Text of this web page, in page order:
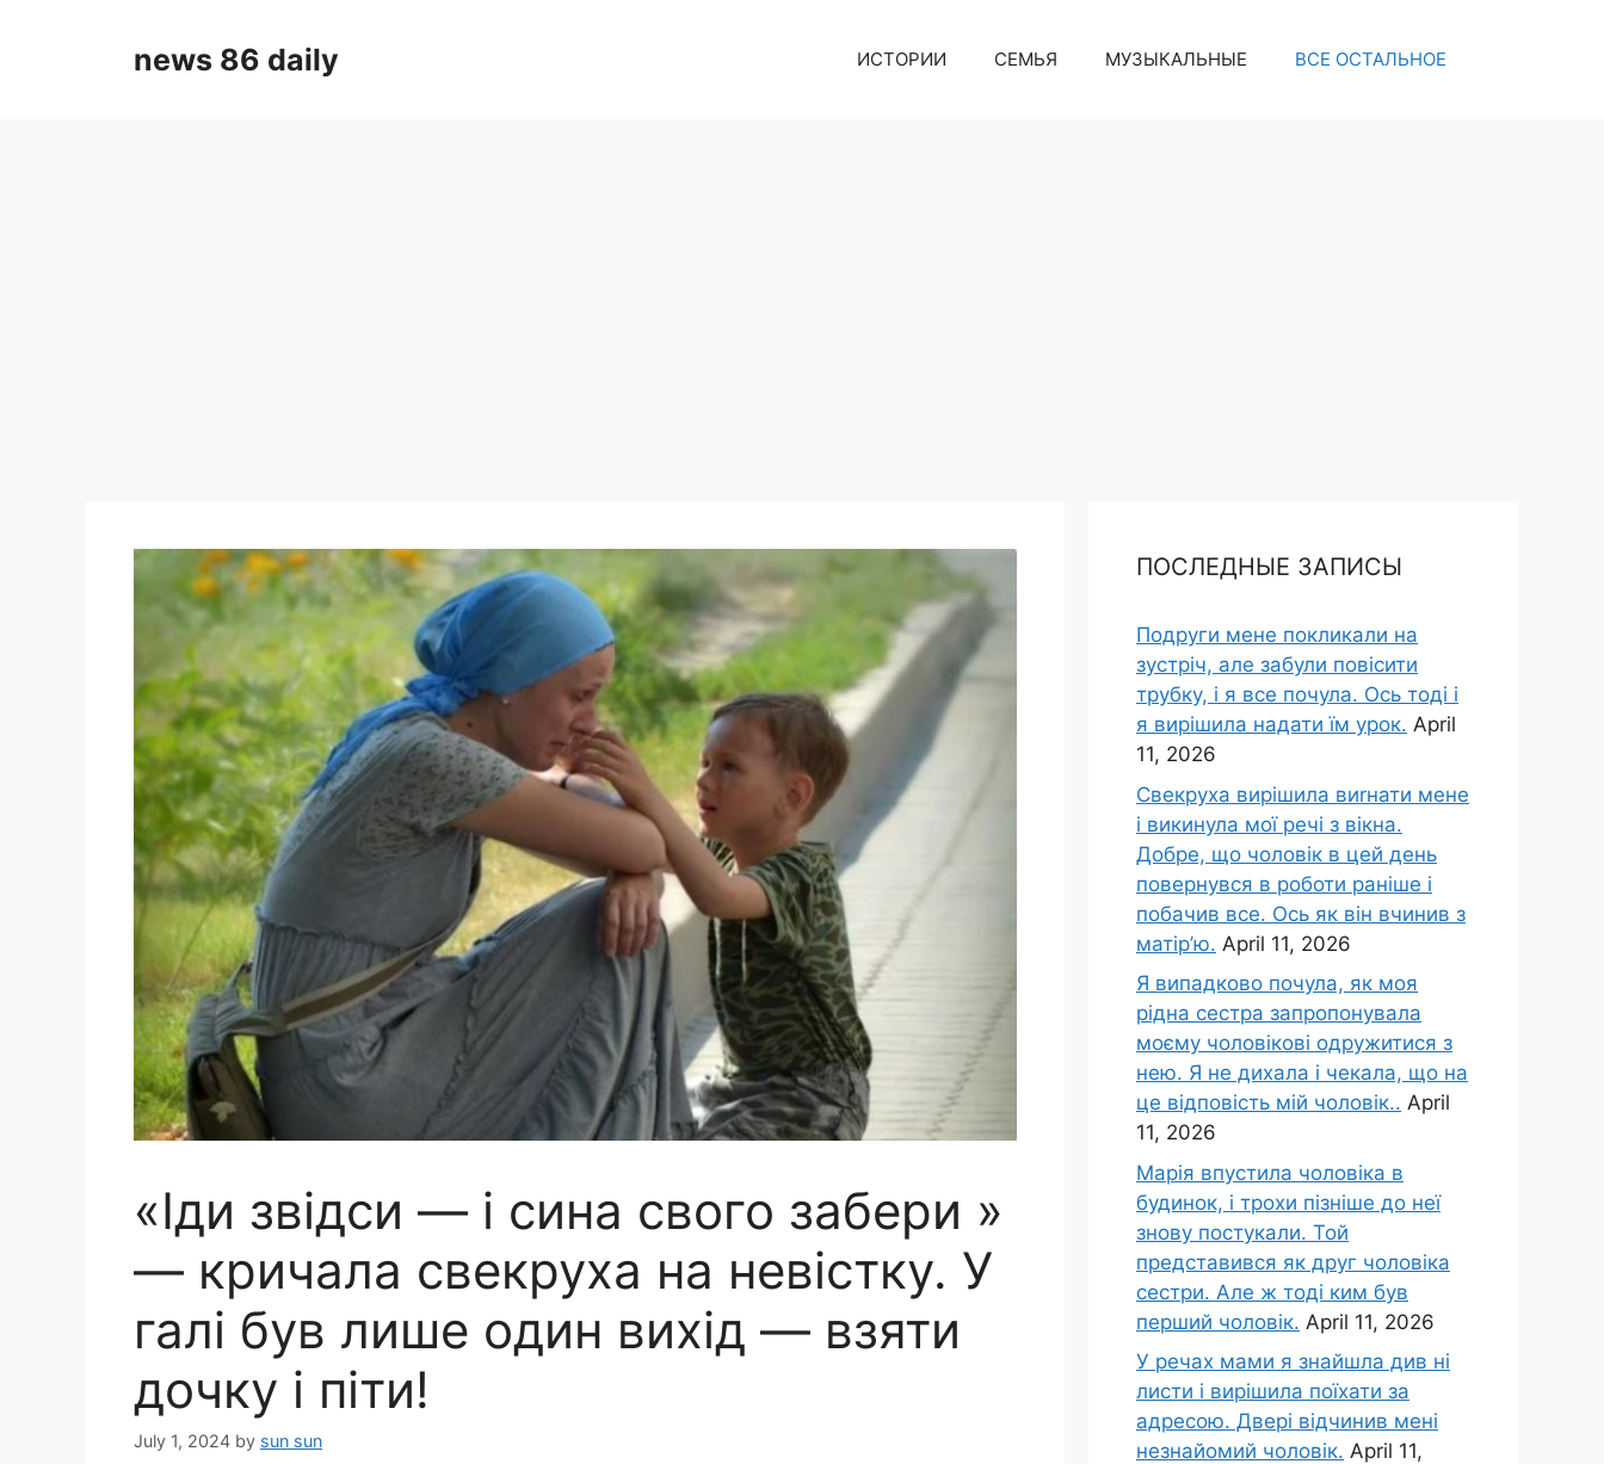
news 86 daily ИСТОРИИ СЕМЬЯ МУЗЫКАЛЬНЫЕ ВСЕ ОСТАЛЬНОЕ
«Іди звідси — і сина свого забери »
— кричала свекруха на невістку. У
галі був лише один вихід — взяти
дочку і піти!
July 1, 2024 by sun sun
ПОСЛЕДНЫЕ ЗАПИСЫ
Подруги мене покликали на
зустріч, але забули повісити
трубку, і я все почула. Ось тоді і
я вирішила надати їм урок. April
11, 2026
Свекруха вирішила виrнати мене
і викинула мої речі з вікна.
Добре, що чоловік в цей день
повернувся в роботи раніше і
побачив все. Ось як він вчинив з
матір’ю. April 11, 2026
Я випадково почула, як моя
рідна сестра запропонувала
моєму чоловікові одружитися з
нею. Я не дихала і чекала, що на
це відповість мій чоловік.. April
11, 2026
Марія впустила чоловіка в
будинок, і трохи пізніше до неї
знову постукали. Той
представився як друг чоловіка
сестри. Але ж тоді ким був
перший чоловік. April 11, 2026
У речах мами я знайшла див ні
листи і вирішила поїхати за
адресою. Двері відчинив мені
незнайомий чоловік. April 11,